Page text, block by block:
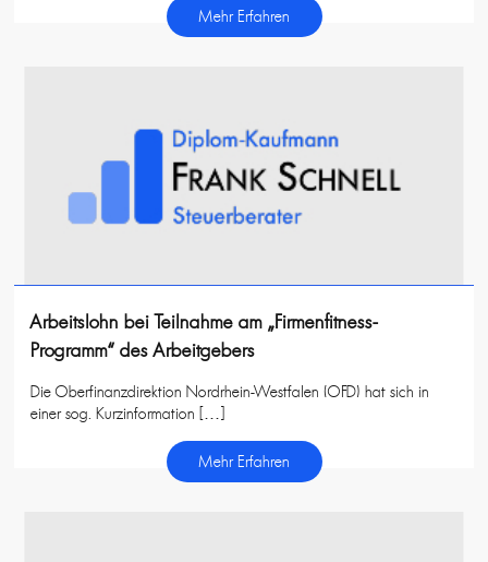
Mehr Erfahren
Arbeitslohn bei Teilnahme am „Firmenfitness-
Programm“ des Arbeitgebers
Die Oberfinanzdirektion Nordrhein-Westfalen (OFD) hat sich in
einer sog. Kurzinformation […]
Mehr Erfahren